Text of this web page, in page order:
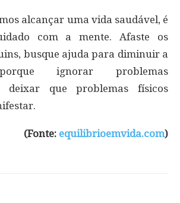
alcançar uma vida saudável, é
com a mente. Afaste os
busque ajuda para diminuir a
ignorar problemas
deixar que problemas físicos
(Fonte: equilibrioemvida.com)